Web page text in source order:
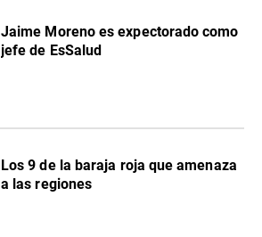
Jaime Moreno es expectorado como
jefe de EsSalud
Los 9 de la baraja roja que amenaza
a las regiones